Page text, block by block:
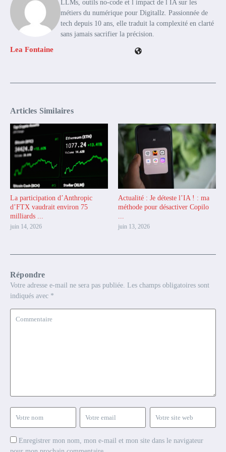
Lea Fontaine
LLMs, outils no-code et l impact de l IA sur les
métiers du numérique pour Digitallz. Passionnée de
tech depuis 10 ans, elle traduit la complexité en clarté
sans jamais sacrifier la précision.
Articles Similaires
La participation d’Anthropic
d’FTX vaudrait environ 75
milliards ...
juin 14, 2026
Actualité : Je déteste l’IA ! : ma
méthode pour désactiver Copilo
...
juin 13, 2026
Répondre
Votre adresse e-mail ne sera pas publiée. Les champs obligatoires sont
indiqués avec *
Enregistrer mon nom, mon e-mail et mon site dans le navigateur